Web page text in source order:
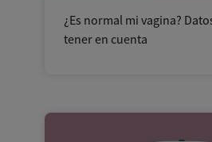
¿Es normal mi vagina?
tener en cuenta